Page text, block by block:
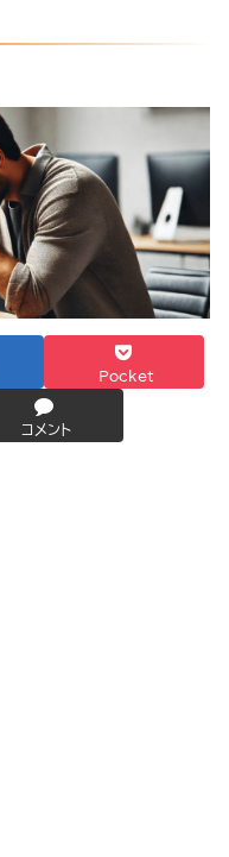
Pocket
コメント